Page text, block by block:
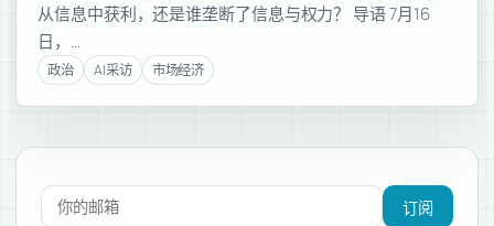
从信息中获利，还是谁垄断了信息与权力？ 导语 7月16
日，…
政治 AI采访 市场经济
订阅新文章
订阅